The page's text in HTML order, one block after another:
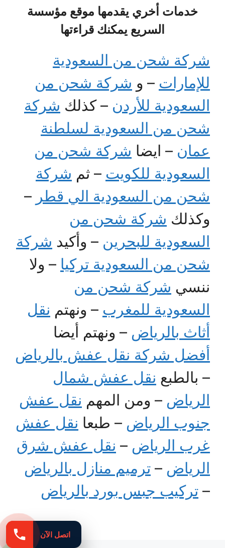
خدمات أخري يقدمها موقع مؤسسة
السريع يمكنك قراءتها
شركة شحن من السعودية
للإمارات – و شركة شحن من
السعودية للأردن – كذلك شركة
شحن من السعودية لسلطنة
عمان – ايضا شركة شحن من
السعودية للكويت – ثم شركة
شحن من السعودية الي قطر –
وكذلك شركة شحن من
السعودية للبحرين – وأكيد شركة
شحن من السعودية تركيا – ولا
ننسي شركة شحن من
السعودية للمغرب – ونهتم نقل
أثاث بالرياض – ونهتم أيضا
أفضل شركة نقل عفش بالرياض
– بالطبع نقل عفش شمال
الرياض – ومن المهم نقل عفش
جنوب الرياض – طبعا نقل عفش
غرب الرياض – نقل عفش شرق
الرياض – ترميم منازل بالرياض
– تركيب جبس بورد بالرياض
اتصل الآن